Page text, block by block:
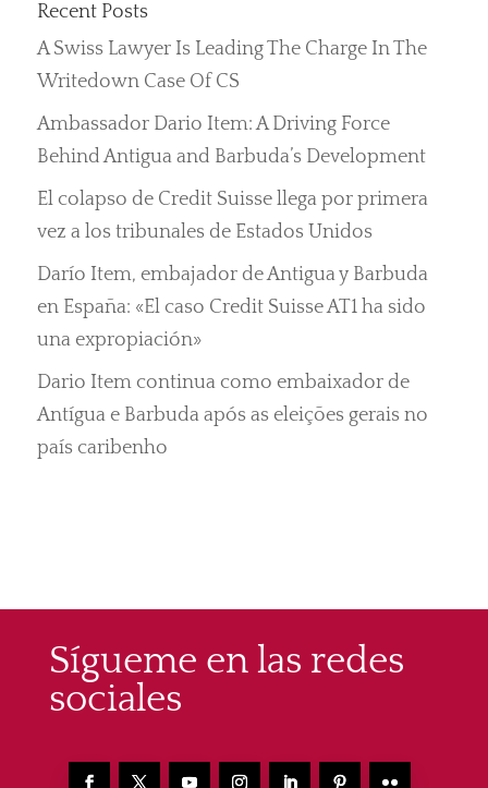
Recent Posts
A Swiss Lawyer Is Leading The Charge In The
Writedown Case Of CS
Ambassador Dario Item: A Driving Force
Behind Antigua and Barbuda’s Development
El colapso de Credit Suisse llega por primera
vez a los tribunales de Estados Unidos
Darío Item, embajador de Antigua y Barbuda
en España: «El caso Credit Suisse AT1 ha sido
una expropiación»
Dario Item continua como embaixador de
Antígua e Barbuda após as eleições gerais no
país caribenho
Sígueme en las redes
sociales